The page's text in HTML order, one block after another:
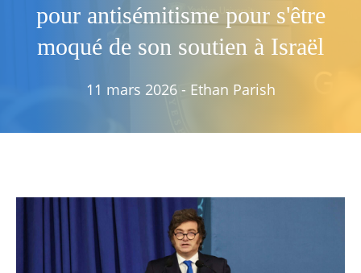
pour antisémitisme pour s'être
moqué de son soutien à Israël
11 mars 2026 - Ethan Parish